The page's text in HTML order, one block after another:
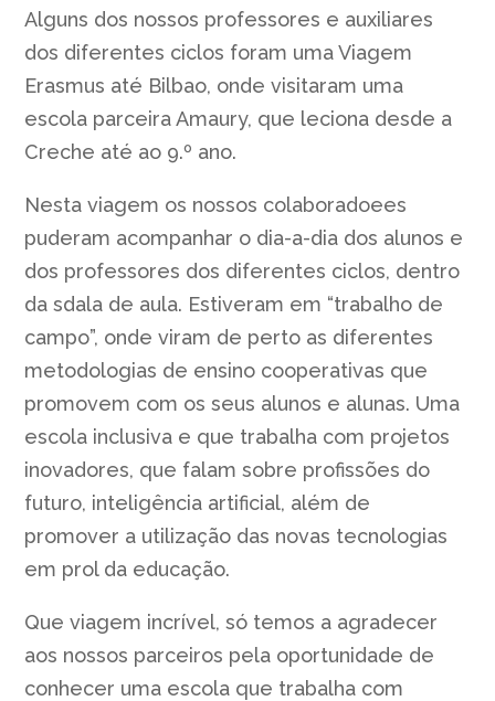
Alguns dos nossos professores e auxiliares
dos diferentes ciclos foram uma Viagem
Erasmus até Bilbao, onde visitaram uma
escola parceira Amaury, que leciona desde a
Creche até ao 9.º ano.
Nesta viagem os nossos colaboradoees
puderam acompanhar o dia-a-dia dos alunos e
dos professores dos diferentes ciclos, dentro
da sdala de aula. Estiveram em “trabalho de
campo”, onde viram de perto as diferentes
metodologias de ensino cooperativas que
promovem com os seus alunos e alunas. Uma
escola inclusiva e que trabalha com projetos
inovadores, que falam sobre profissões do
futuro, inteligência artificial, além de
promover a utilização das novas tecnologias
em prol da educação.
Que viagem incrível, só temos a agradecer
aos nossos parceiros pela oportunidade de
conhecer uma escola que trabalha com